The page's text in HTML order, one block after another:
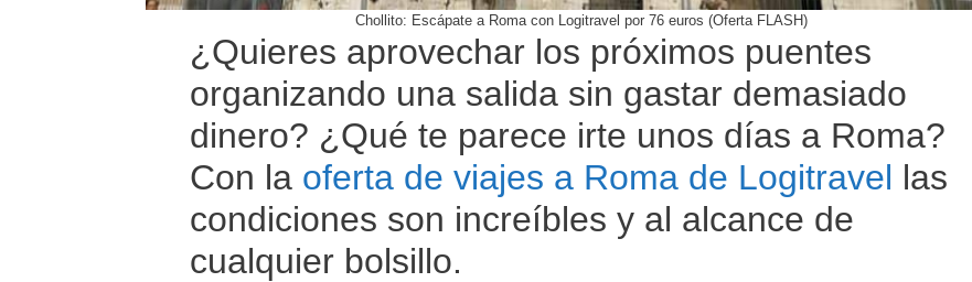
Chollito: Escápate a Roma con Logitravel por 76 euros (Oferta FLASH)
¿Quieres aprovechar los próximos puentes
organizando una salida sin gastar demasiado
dinero? ¿Qué te parece irte unos días a Roma?
Con la oferta de viajes a Roma de Logitravel las
condiciones son increíbles y al alcance de
cualquier bolsillo.